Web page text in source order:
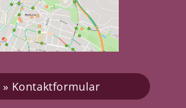
Kontaktformular